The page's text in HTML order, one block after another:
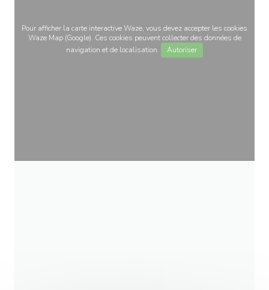
Pour afficher la carte interactive Waze, vous devez accepter les cookies
Waze Map (Google). Ces cookies peuvent collecter des données de
navigation et de localisation.
Autoriser